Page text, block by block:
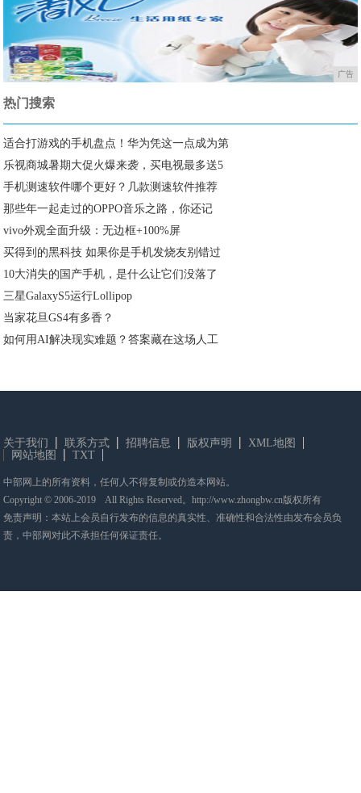
广告
热门搜索
适合打游戏的手机盘点！华为凭这一点成为第
乐视商城暑期大促火爆来袭，买电视最多送5
手机测速软件哪个更好？几款测速软件推荐
那些年一起走过的OPPO音乐之路，你还记
vivo外观全面升级：无边框+100%屏
买得到的黑科技 如果你是手机发烧友别错过
10大消失的国产手机，是什么让它们没落了
三星GalaxyS5运行Lollipop
当家花旦GS4有多香？
如何用AI解决现实难题？答案藏在这场人工
关于我们 联系方式 招聘信息 版权声明
XML地图
网站地图
TXT
中部网上的所有资料，任何人不得复制或仿造本网站。
Copyright © 2006-2019 All Rights Reserved。http://www.zhongbw.cn版权所有
免责声明：本站上会员自行发布的信息的真实性、准确性和合法性由发布会员负
责，中部网对此不承担任何保证责任。